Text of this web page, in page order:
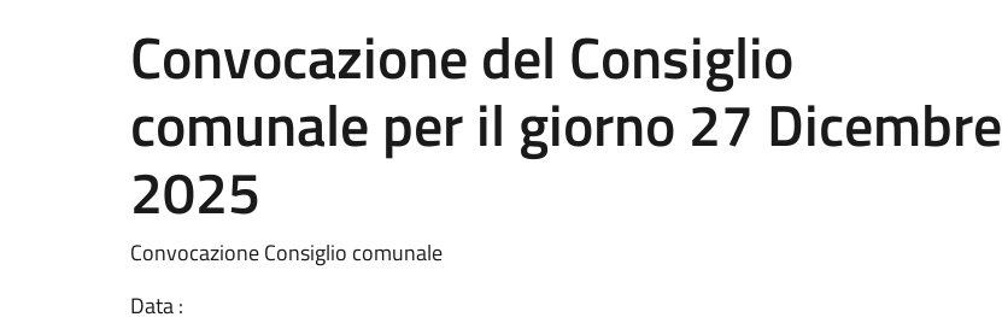
Convocazione del Consiglio
comunale per il giorno 27 Dicembre
2025
Convocazione Consiglio comunale
Data :